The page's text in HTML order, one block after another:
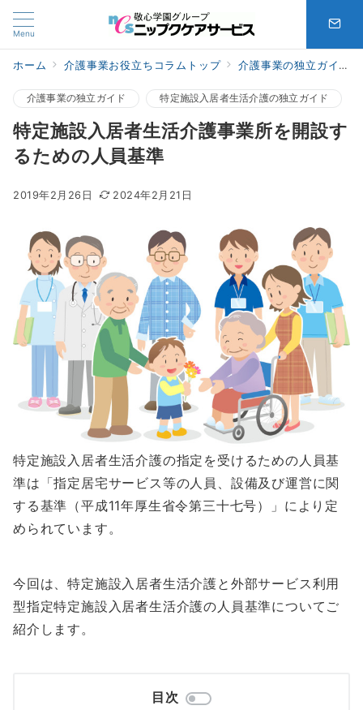
Menu
ホーム 介護事業お役立ちコラムトップ 介護事業の独立ガイド
介護事業の独立ガイド 特定施設入居者生活介護の独立ガイド
特定施設入居者生活介護事業所を開設す
るための人員基準
2019年2月26日 2024年2月21日
特定施設入居者生活介護の指定を受けるための人員基
準は「指定居宅サービス等の人員、設備及び運営に関
する基準（平成11年厚生省令第三十七号）」により定
められています。
今回は、特定施設入居者生活介護と外部サービス利用
型指定特定施設入居者生活介護の人員基準についてご
紹介します。
目次